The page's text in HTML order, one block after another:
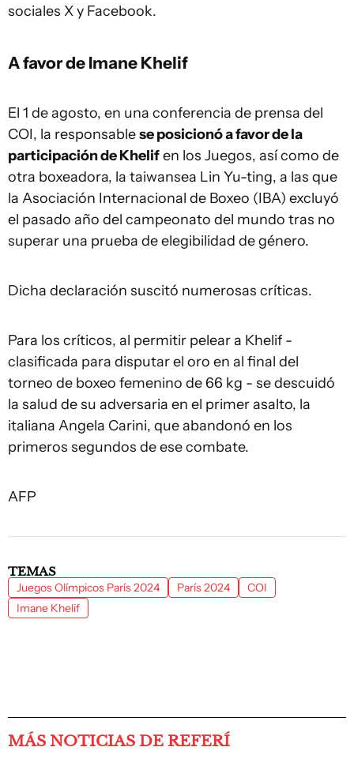
sociales X y Facebook.
A favor de Imane Khelif
El 1 de agosto, en una conferencia de prensa del
COI, la responsablese posicionó a favor de la
participación de Khelifen los Juegos, así como de
otra boxeadora, la taiwansea Lin Yu-ting, a las que
la Asociación Internacional de Boxeo (IBA) excluyó
el pasado año del campeonato del mundo tras no
superar una prueba de elegibilidad de género.
Dicha declaración suscitó numerosas críticas.
Para los críticos, al permitir pelear a Khelif -
clasificada para disputar el oro en al final del
torneo de boxeo femenino de 66 kg - se descuidó
la salud de su adversaria en el primer asalto, la
italiana Angela Carini, que abandonó en los
primeros segundos de ese combate.
AFP
TEMAS
Juegos Olímpicos París 2024 París 2024
COI
Imane Khelif
MÁS NOTICIAS DE REFERÍ